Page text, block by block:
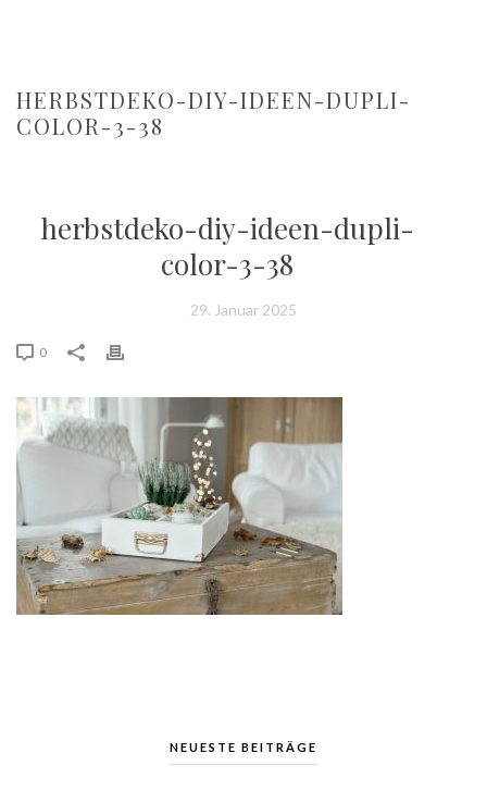
HERBSTDEKO-DIY-IDEEN-DUPLI-
COLOR-3-38
herbstdeko-diy-ideen-dupli-
color-3-38
29. Januar 2025
0
NEUESTE BEITRÄGE